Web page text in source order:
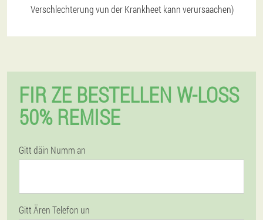
Verschlechterung vun der Krankheet kann verursaachen)
FIR ZE BESTELLEN W-LOSS
50% REMISE
Gitt däin Numm an
Gitt Ären Telefon un